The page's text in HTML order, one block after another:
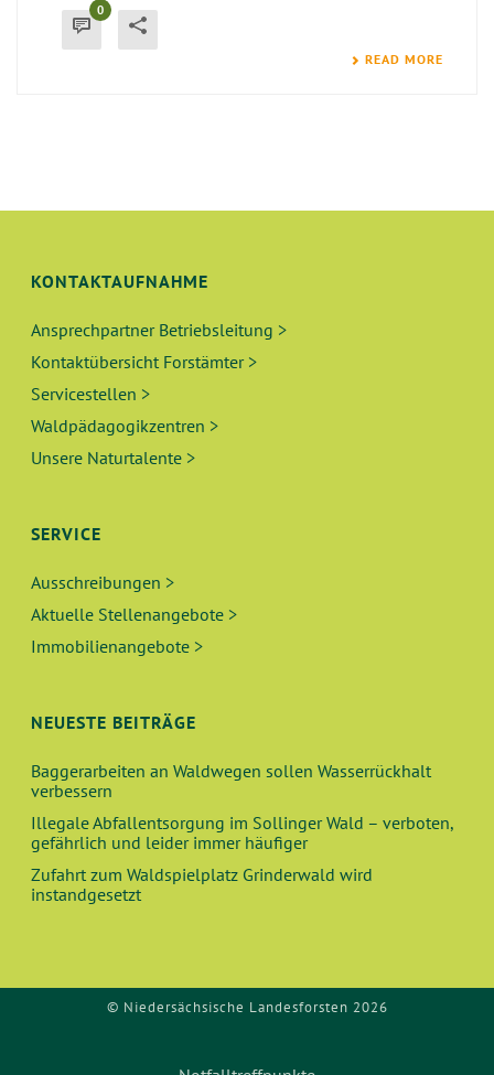
0
READ MORE
KONTAKTAUFNAHME
Ansprechpartner Betriebsleitung >
Kontaktübersicht Forstämter >
Servicestellen >
Waldpädagogikzentren >
Unsere Naturtalente >
SERVICE
Ausschreibungen >
Aktuelle Stellenangebote >
Immobilienangebote >
NEUESTE BEITRÄGE
Baggerarbeiten an Waldwegen sollen Wasserrückhalt
verbessern
Illegale Abfallentsorgung im Sollinger Wald – verboten,
gefährlich und leider immer häufiger
Zufahrt zum Waldspielplatz Grinderwald wird
instandgesetzt
© Niedersächsische Landesforsten 2026